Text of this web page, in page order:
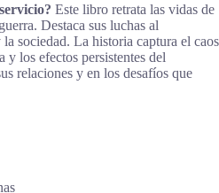
Este libro retrata las vidas de
Destaca sus luchas al
sociedad. La historia captura el caos
y los efectos persistentes del
relaciones y en los desafíos que